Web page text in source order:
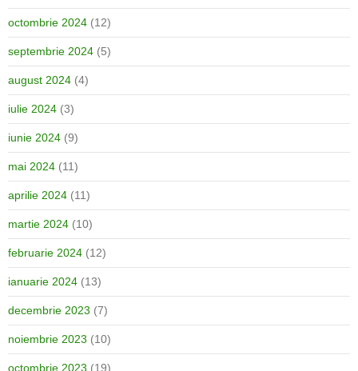
octombrie 2024 (12)
septembrie 2024 (5)
august 2024 (4)
iulie 2024 (3)
iunie 2024 (9)
mai 2024 (11)
aprilie 2024 (11)
martie 2024 (10)
februarie 2024 (12)
ianuarie 2024 (13)
decembrie 2023 (7)
noiembrie 2023 (10)
octombrie 2023 (19)